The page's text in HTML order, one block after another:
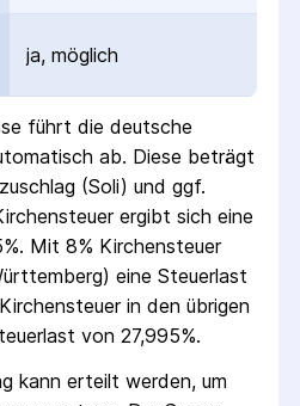
ja, möglich
führt die deutsche
ab. Diese beträgt
(Soli) und ggf.
ergibt sich eine
Mit 8% Kirchensteuer
eine Steuerlast
in den übrigen
von 27,995%.
kann erteilt werden, um